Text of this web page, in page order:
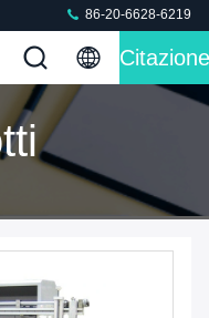
86-20-6628-6219
Citazione